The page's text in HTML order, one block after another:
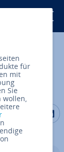
–
Auf Auf
für
mit
Sie
wollen,